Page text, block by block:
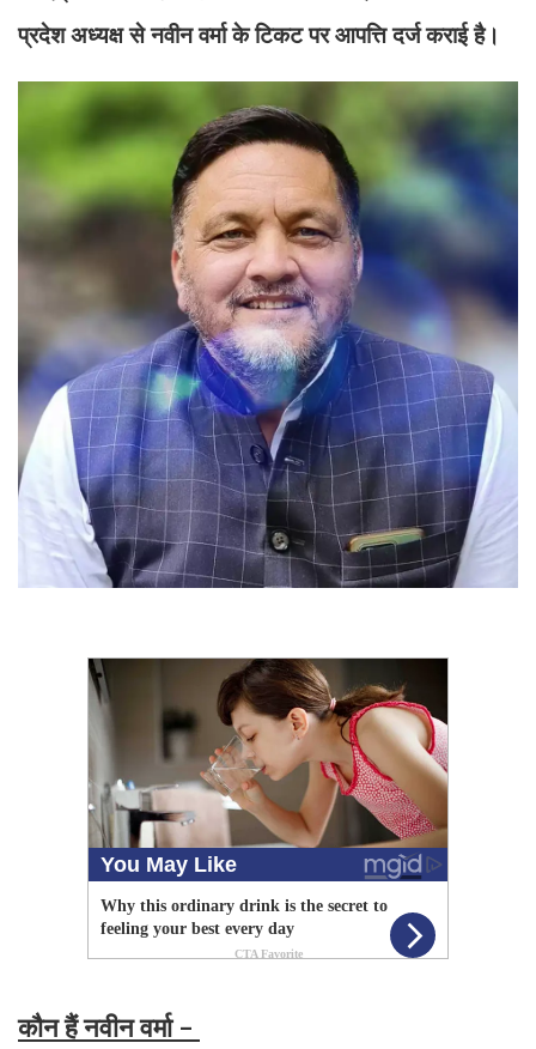
प्रदेश अध्यक्ष से नवीन वर्मा के टिकट पर आपत्ति दर्ज कराई है।
कौन हैं नवीन वर्मा -